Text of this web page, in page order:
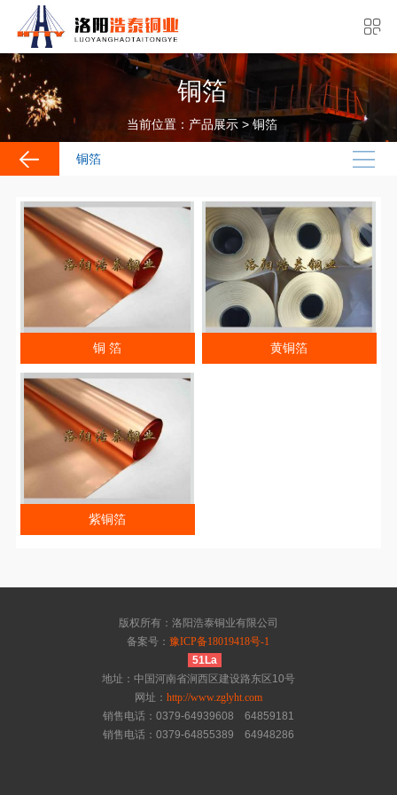
铜箔
当前位置： 产品展示>铜箔
铜箔
铜 箔 黄铜箔
紫铜箔
版权所有：洛阳浩泰铜业有限公司
备案号：豫ICP备18019418号-1
51La
地址：中国河南省涧西区建设路东区10号
网址： http://www.zglyht.com
销售电话：0379-64939608 64859181
销售电话：0379-64855389 64948286